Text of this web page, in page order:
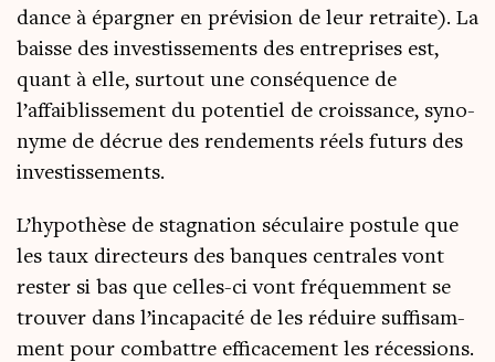
dance à épar­gner en pré­vi­sion de leur retraite). La
baisse des inves­tis­se­ments des entre­prises est,
quant à elle, sur­tout une consé­quence de
l’affaiblissement du poten­tiel de crois­sance, syno­
nyme de décrue des ren­de­ments réels futurs des
investissements.
L’hypothèse de stag­na­tion sécu­laire pos­tule que
les taux direc­teurs des banques cen­trales vont
res­ter si bas que celles-ci vont fré­quem­ment se
trou­ver dans l’incapacité de les réduire suf­fi­sam­
ment pour com­battre effi­ca­ce­ment les réces­sions.